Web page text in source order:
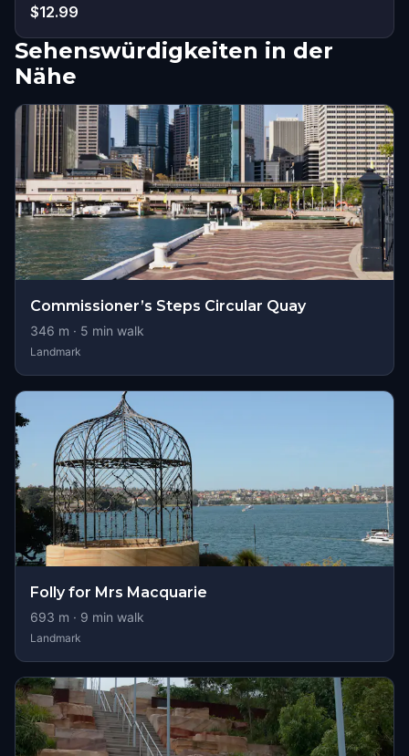
$12.99
Sehenswürdigkeiten in der
Nähe
Commissioner’s Steps Circular Quay
346 m · 5 min walk
Landmark
Folly for Mrs Macquarie
693 m · 9 min walk
Landmark